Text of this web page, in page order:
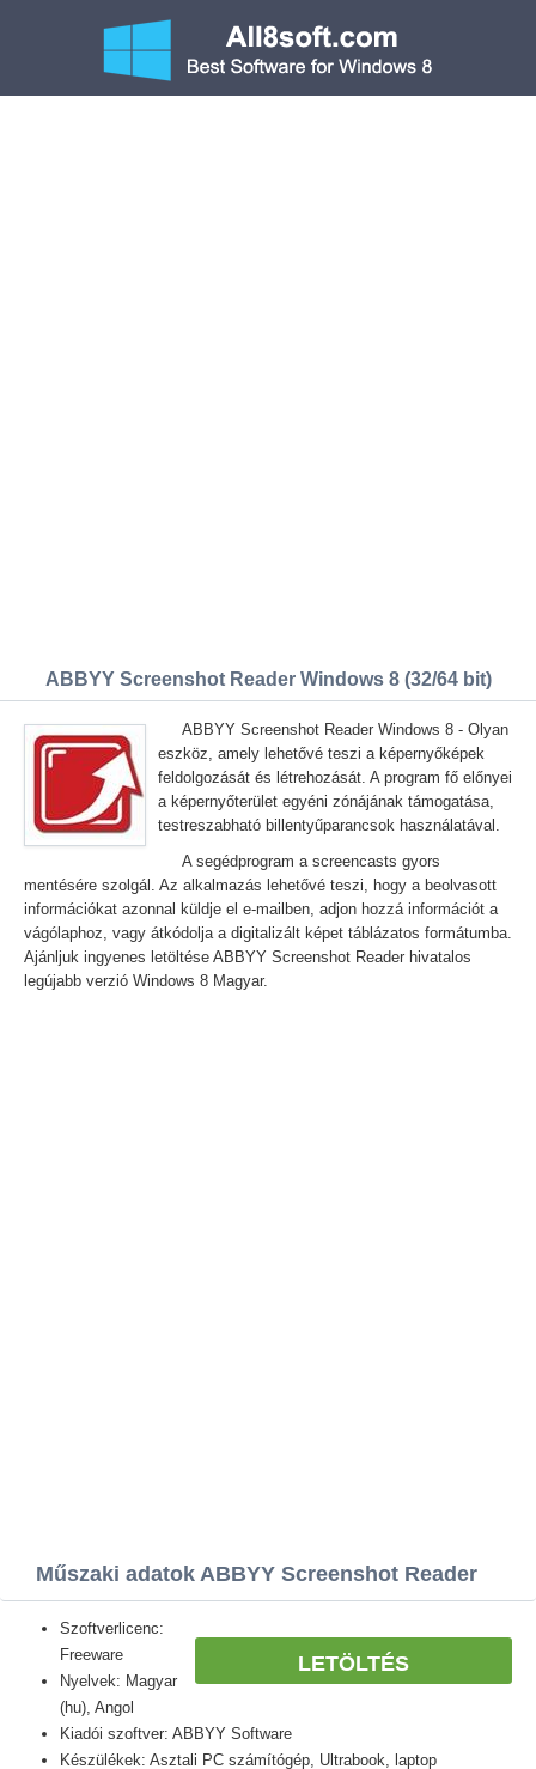
ABBYY Screenshot Reader Windows 8 (32/64 bit)
ABBYY Screenshot Reader Windows 8 - Olyan
eszköz, amely lehetővé teszi a képernyőképek
feldolgozását és létrehozását. A program fő előnyei
a képernyőterület egyéni zónájának támogatása,
testreszabható billentyűparancsok használatával.
A segédprogram a screencasts gyors
mentésére szolgál. Az alkalmazás lehetővé teszi, hogy a beolvasott
információkat azonnal küldje el e-mailben, adjon hozzá információt a
vágólaphoz, vagy átkódolja a digitalizált képet táblázatos formátumba.
Ajánljuk ingyenes letöltése ABBYY Screenshot Reader hivatalos
legújabb verzió Windows 8 Magyar.
Műszaki adatok ABBYY Screenshot Reader
LETÖLTÉS
Szoftverlicenc:
Freeware
Nyelvek: Magyar
(hu), Angol
Kiadói szoftver: ABBYY Software
Készülékek: Asztali PC számítógép, Ultrabook, laptop